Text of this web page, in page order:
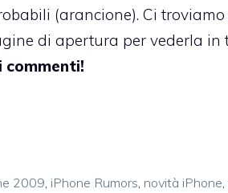
(arancione). Ci
di apertura per vederla in
commenti!
2009, iPhone Rumors, novità iPhone,